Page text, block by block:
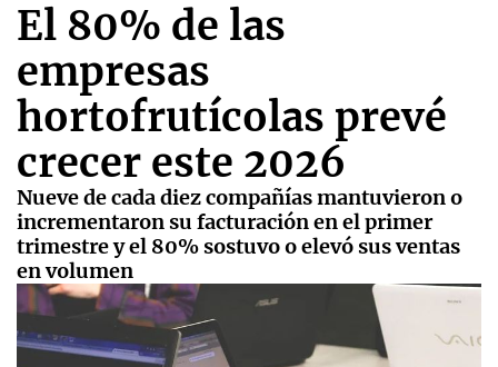
El 80% de las
empresas
hortofrutícolas prevé
crecer este 2026
Nueve de cada diez compañías mantuvieron o
incrementaron su facturación en el primer
trimestre y el 80% sostuvo o elevó sus ventas
en volumen